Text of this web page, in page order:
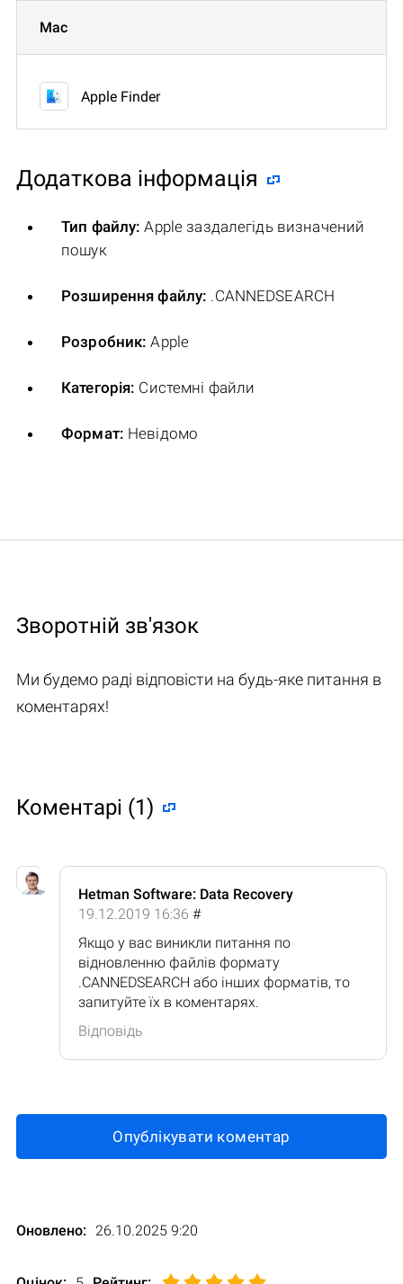
Mac
Apple Finder
Додаткова інформація
Тип файлу: Apple заздалегідь визначений
пошук
Розширення файлу: .CANNEDSEARCH
Розробник: Apple
Категорія: Системні файли
Формат: Невідомо
Зворотній зв'язок
Ми будемо раді відповісти на будь-яке питання в
коментарях!
Коментарі (1)
Hetman Software: Data Recovery
19.12.2019 16:36 #
Якщо у вас виникли питання по
відновленню файлів формату
.CANNEDSEARCH або інших форматів, то
запитуйте їх в коментарях.
Відповідь
Опублікувати коментар
Оновлено: 26.10.2025 9:20